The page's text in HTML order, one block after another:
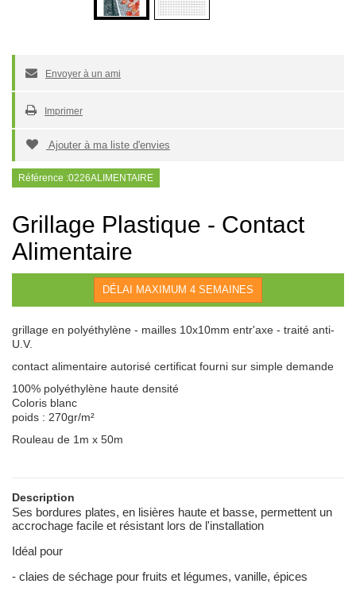
Envoyer à un ami
Imprimer
Ajouter à ma liste d'envies
Référence :0226ALIMENTAIRE
Grillage Plastique - Contact
Alimentaire
DÉLAI MAXIMUM 4 SEMAINES
grillage en polyéthylène - mailles 10x10mm entr'axe - traité anti-
U.V.
contact alimentaire autorisé certificat fourni sur simple demande
100% polyéthylène haute densité
Coloris blanc
poids : 270gr/m²
Rouleau de 1m x 50m
Description
Ses bordures plates, en lisières haute et basse, permettent un
accrochage facile et résistant lors de l'installation
Idéal pour
- claies de séchage pour fruits et légumes, vanille, épices